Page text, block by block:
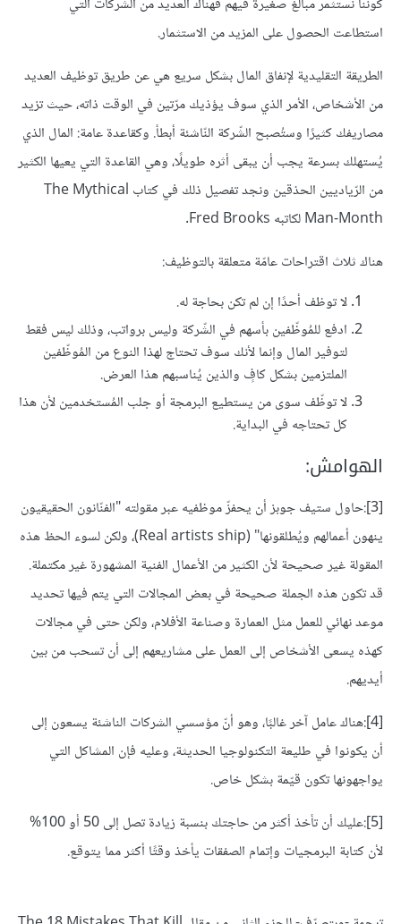
كوننا نستثمر مبالغ صغيرة فيهم فهناك العديد من الشّركات التي
استطاعت الحصول على المزيد من الاستثمار.
الطريقة التقليدية لإنفاق المال بشكل سريع هي عن طريق توظيف العديد
من الأشخاص، الأمر الذي سوف يؤذيك مرّتين في الوقت ذاته، حيث تزيد
مصاريفك كثيرًا وستُصبح الشّركة النّاشئة أبطأ. وكقاعدة عامة: المال الذي
يُستهلك بسرعة يجب أن يبقى أثره طويلًا، وهي القاعدة التي يعيها الكثير
من الرّياديين الحذقين ونجد تفصيل ذلك في كتاب The Mythical
Man-Month لكاتبه Fred Brooks.
هناك ثلاث اقتراحات عامّة متعلقة بالتوظيف:
لا توظف أحدًا إن لم تكن بحاجة له.
ادفع للمُوظّفين بأسهم في الشّركة وليس برواتب، وذلك ليس فقط
لتوفير المال وإنما لأنك سوف تحتاج لهذا النوع من المُوظّفين
الملتزمين بشكل كافٍ والذين يُناسبهم هذا العرض.
لا توظّف سوى من يستطيع البرمجة أو جلب المُستخدمين لأن هذا
كل تحتاجه في البداية.
الهوامش:
[3]:حاول ستيف جوبز أن يحفزّ موظفيه عبر مقولته "الفنّانون الحقيقيون
ينهون أعمالهم ويُطلقونها" (Real artists ship)، ولكن لسوء الحظ هذه
المقولة غير صحيحة لأن الكثير من الأعمال الفنية المشهورة غير مكتملة.
قد تكون هذه الجملة صحيحة في بعض المجالات التي يتم فيها تحديد
موعد نهائي للعمل مثل العمارة وصناعة الأفلام، ولكن حتى في مجالات
كهذه يسعى الأشخاص إلى العمل على مشاريعهم إلى أن تسحب من بين
أيديهم.
[4]:هناك عامل آخر غالبًا، وهو أنّ مؤسسي الشركات الناشئة يسعون إلى
أن يكونوا في طليعة التكنولوجيا الحديثة، وعليه فإن المشاكل التي
يواجهونها تكون قيّمة بشكل خاص.
[5]:عليك أن تأخذ أكثر من حاجتك بنسبة زيادة تصل إلى 50 أو 100%
لأن كتابة البرمجيات وإتمام الصفقات يأخذ وقتًا أكثر مما يتوقع.